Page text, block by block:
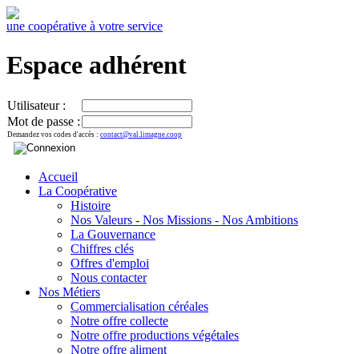
une coopérative à votre service
Espace adhérent
Utilisateur :
Mot de passe :
Demandez vos codes d'accès : contact@val.limagne.coop
Accueil
La Coopérative
Histoire
Nos Valeurs - Nos Missions - Nos Ambitions
La Gouvernance
Chiffres clés
Offres d'emploi
Nous contacter
Nos Métiers
Commercialisation céréales
Notre offre collecte
Notre offre productions végétales
Notre offre aliment